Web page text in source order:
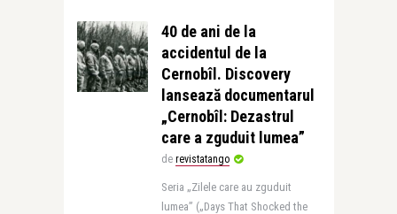
40 de ani de la
accidentul de la
Cernobîl. Discovery
lansează documentarul
„Cernobîl: Dezastrul
care a zguduit lumea”
de revistatango
Seria „Zilele care au zguduit
lumea” („Days That Shocked the